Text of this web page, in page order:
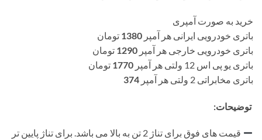
خرید به صورت آمپری
باتری خودرویی ایرانی هر آمپر 1380 تومان
باتری خودرویی خارجی هر آمپر 1290 تومان
باتری یو پی اس 12 ولتی هر آمپر
1770 تومان
باتری مخابراتی 2 ولتی هر آمپر
374
توضیحات:
قیمت های فوق برای تناژ 2 تن به بالا می باشد. برای تناژ پایین تر